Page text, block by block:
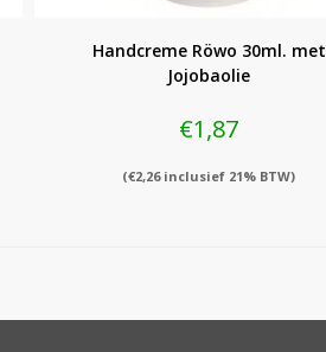
Handcreme Röwo 30ml. met
Jojobaolie
€1,87
(€2,26inclusief 21% BTW)